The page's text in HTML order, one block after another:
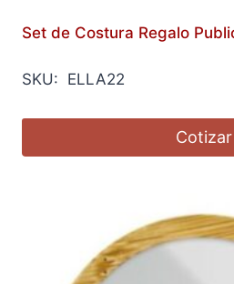
Set de Costura Regalo
SKU: ELLA22
Cotizar